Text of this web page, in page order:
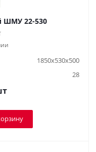
ШМУ 22-530
1850х530х500
28